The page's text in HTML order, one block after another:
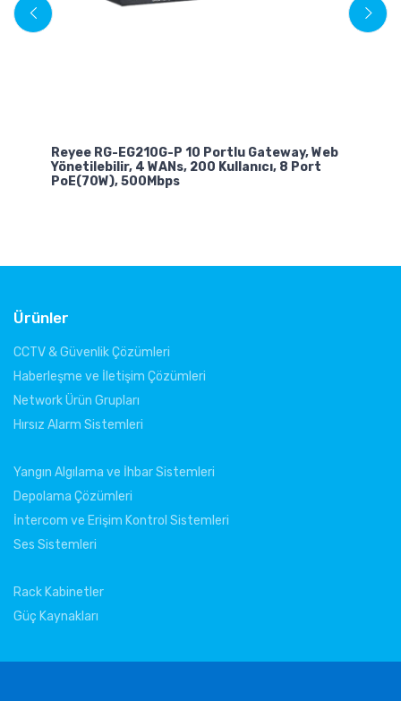
Reyee RG-EG210G-P 10 Portlu Gateway, Web
Yönetilebilir, 4 WANs, 200 Kullanıcı, 8 Port
PoE(70W), 500Mbps
Ürünler
CCTV & Güvenlik Çözümleri
Haberleşme ve İletişim Çözümleri
Network Ürün Grupları
Hırsız Alarm Sistemleri
Yangın Algılama ve İhbar Sistemleri
Depolama Çözümleri
İntercom ve Erişim Kontrol Sistemleri
Ses Sistemleri
Rack Kabinetler
Güç Kaynakları